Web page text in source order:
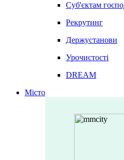
Суб'єктам
Рекрутинг
Держустанови
Урочистості
DREAM
Місто